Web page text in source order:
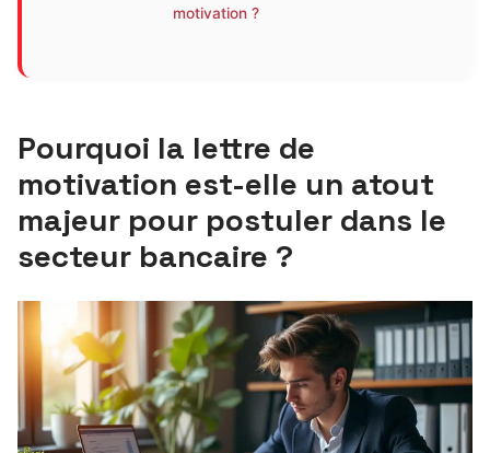
motivation ?
Pourquoi la lettre de
motivation est-elle un atout
majeur pour postuler dans le
secteur bancaire ?